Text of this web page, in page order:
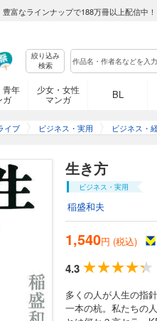
富なラインナップで188万冊以上配信中！
絞り込み
検索
青年
ガ
少女・女性
マンガ
BL
イブ ビジネス・実用 ビジネス・
生き方
ビジネス・実用
稲盛和夫
1,540円 (税込)
4.3
多くの人が人生の指
一本の杭。私たちの